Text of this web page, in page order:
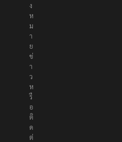
ง
ห
ม
า
ย
ข่
า
ว
ห
รื
อ
ติ
ด
ต่